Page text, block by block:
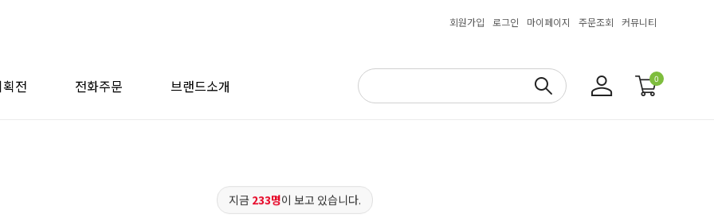
회원가입 로그인 마이페이지 주문조회 커뮤니티
획전 전화주문 브랜드소개 0
지금233명이 보고 있습니다.